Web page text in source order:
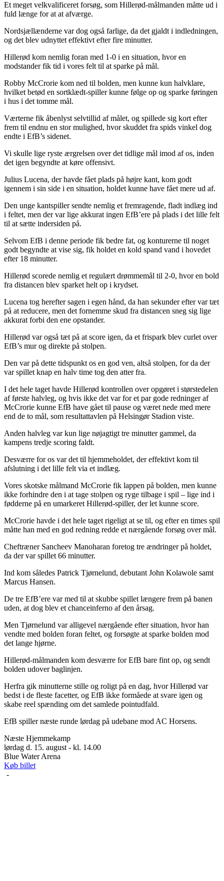
Et meget velkvalificeret forsøg, som Hillerød-målmanden måtte ud i
fuld længe for at at afværge.
Nordsjællænderne var dog også farlige, da det gjaldt i indledningen,
og det blev udnyttet effektivt efter fire minutter.
Hillerød kom nemlig foran med 1-0 i en situation, hvor en
modstander fik tid i vores felt til at sparke på mål.
Robby McCrorie kom ned til bolden, men kunne kun halvklare,
hvilket betød en sortklædt-spiller kunne følge op og sparke føringen
i hus i det tomme mål.
Værterne fik åbenlyst selvtillid af målet, og spillede sig kort efter
frem til endnu en stor mulighed, hvor skuddet fra spids vinkel dog
endte i EfB’s sidenet.
Vi skulle lige ryste ærgrelsen over det tidlige mål imod af os, inden
det igen begyndte at køre offensivt.
Julius Lucena, der havde fået plads på højre kant, kom godt
igennem i sin side i en situation, holdet kunne have fået mere ud af.
Den unge kantspiller sendte nemlig et fremragende, fladt indlæg ind
i feltet, men der var lige akkurat ingen EfB’ere på plads i det lille felt
til at sætte indersiden på.
Selvom EfB i denne periode fik bedre fat, og konturerne til noget
godt begyndte at vise sig, fik holdet en kold spand vand i hovedet
efter 18 minutter.
Hillerød scorede nemlig et regulært drømmemål til 2-0, hvor en bold
fra distancen blev sparket helt op i krydset.
Lucena tog herefter sagen i egen hånd, da han sekunder efter var tæt
på at reducere, men det fornemme skud fra distancen sneg sig lige
akkurat forbi den ene opstander.
Hillerød var også tæt på at score igen, da et frispark blev curlet over
EfB’s mur og direkte på stolpen.
Den var på dette tidspunkt os en god ven, altså stolpen, for da der
var spillet knap en halv time tog den atter fra.
I det hele taget havde Hillerød kontrollen over opgøret i størstedelen
af første halvleg, og hvis ikke det var for et par gode redninger af
McCrorie kunne EfB have gået til pause og været nede med mere
end de to mål, som resultattavlen på Helsingør Stadion viste.
Anden halvleg var kun lige nøjagtigt tre minutter gammel, da
kampens tredje scoring faldt.
Desværre for os var det til hjemmeholdet, der effektivt kom til
afslutning i det lille felt via et indlæg.
Vores skotske målmand McCrorie fik lappen på bolden, men kunne
ikke forhindre den i at tage stolpen og ryge tilbage i spil – lige ind i
fødderne på en umarkeret Hillerød-spiller, der let kunne score.
McCrorie havde i det hele taget rigeligt at se til, og efter en times spil
måtte han med en god redning redde et nærgående forsøg over mål.
Cheftræner Sancheev Manoharan foretog tre ændringer på holdet,
da der var spillet 66 minutter.
Ind kom således Patrick Tjørnelund, debutant John Kolawole samt
Marcus Hansen.
De tre EfB’ere var med til at skubbe spillet længere frem på banen
uden, at dog blev et chanceinferno af den årsag.
Men Tjørnelund var alligevel nærgående efter situation, hvor han
vendte med bolden foran feltet, og forsøgte at sparke bolden mod
det lange hjørne.
Hillerød-målmanden kom desværre for EfB bare fint op, og sendt
bolden udover baglinjen.
Herfra gik minutterne stille og roligt på en dag, hvor Hillerød var
bedst i de fleste facetter, og EfB ikke formåede at svare igen og
skabe reel spænding om det samlede pointudfald.
EfB spiller næste runde lørdag på udebane mod AC Horsens.
Næste Hjemmekamp
lørdag d. 15. august - kl. 14.00
Blue Water Arena
Køb billet
-